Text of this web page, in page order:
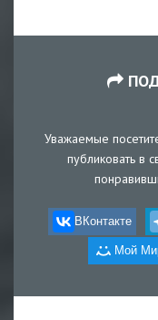
Уважаемые
публиковать в
ВКонтакте
Мой